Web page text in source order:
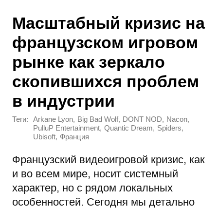
Масштабный кризис на
французском игровом
рынке как зеркало
скопившихся проблем
в индустрии
Теги: Arkane Lyon, Big Bad Wolf, DONT NOD, Nacon,
PulluP Entertainment, Quantic Dream, Spiders,
Ubisoft, Франция
Французский видеоигровой кризис, как
и во всем мире, носит системный
характер, но с рядом локальных
особенностей. Сегодня мы детально